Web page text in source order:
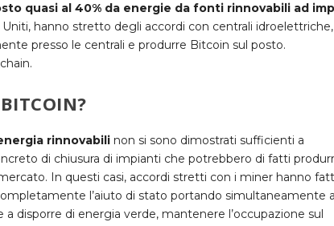
quasi al 40% da energie da fonti rinnovabili ad
hanno stretto degli accordi con centrali idroelettriche,
presso le centrali e produrre Bitcoin sul posto.
rinnovabili non si sono dimostrati sufficienti a
di chiusura di impianti che potrebbero di fatti
In questi casi, accordi stretti con i miner hanno
l’aiuto di stato portando simultaneamente
disporre di energia verde, mantenere l’occupazione sul